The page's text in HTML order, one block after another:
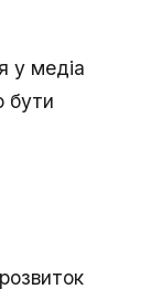
у медіа
бути